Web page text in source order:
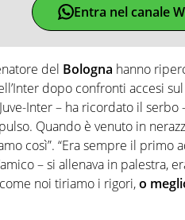
Entra nel canale
del Bologna hanno
dopo confronti accesi sul
Inter – ha ricordato il
Quando è venuto in
così”. “Era sempre il primo
– si allenava in palestra,
noi tiriamo i rigori,o